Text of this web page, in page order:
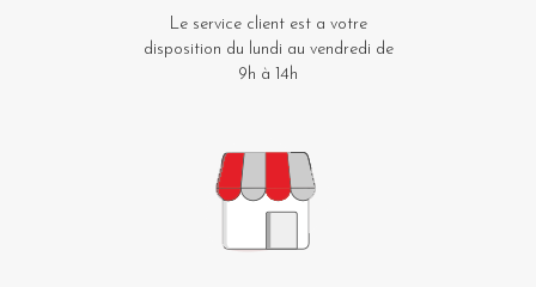
Le service client est a votre
disposition du lundi au vendredi de
9h à 14h